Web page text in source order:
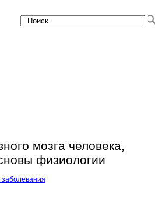
мозга человека,
физиологии
заболевания